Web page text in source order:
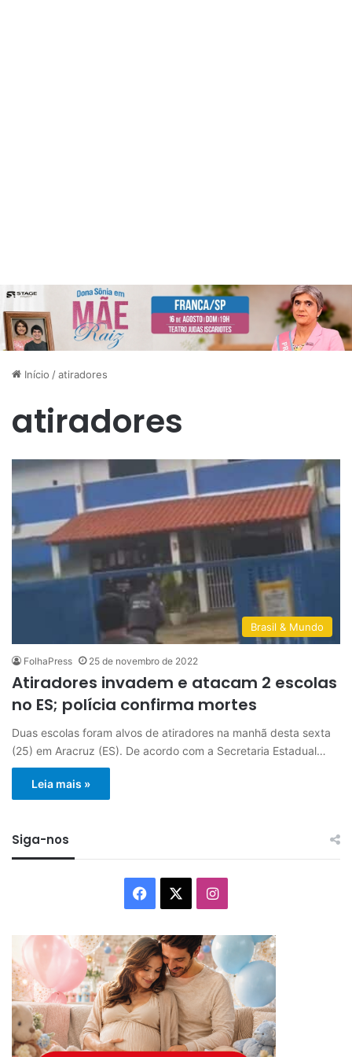
Início /atiradores
atiradores
Brasil & Mundo
FolhaPress 25 de novembro de 2022
Atiradores invadem e atacam 2 escolas
no ES; polícia confirma mortes
Duas escolas foram alvos de atiradores na manhã desta sexta
(25) em Aracruz (ES). De acordo com a Secretaria Estadual…
Leia mais »
Siga-nos
Facebook Instagram